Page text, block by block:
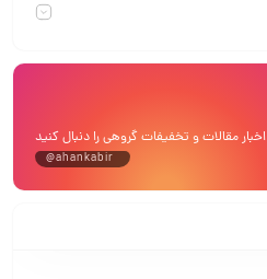
اخبار مقالات و تخفیفات گروهی را دنبال کنید
@ahankabir